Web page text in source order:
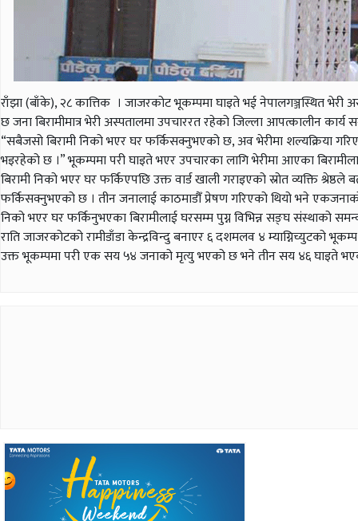
राँझा (बाँके), २८ कात्तिक । जाजरकोट भूकम्पमा घाइते भई नेपालगञ्जस्थित
छ जना बिरामीमात्र भेरी अस्पतालमा उपचाररत रहेको जिल्ला आपत्कालीन कार्य
“सबैजसो बिरामी निको भएर घर फर्किसक्नुभएको छ, अव भेरीमा शल्यक्रिया
भइरहेको छ ।” भूकम्पमा परी घाइते भएर उपचारका लागि भेरीमा आएका
बिरामी निको भएर घर फर्किएपछि उक्त वार्ड खाली गराइएको स्रोत व्यक्ति
फर्किसक्नुभएको छ । तीन जनालाई काठमाडौँ प्रेषण गरिएको थियो भने
निको भएर घर फर्किनुभएका बिरामीलाई घरसम्म पुग्न विभिन्न सङ्घ संस्थाको
राति जाजरकोटको रामीडाँडा केन्द्रविन्दु बनाएर ६ दशमलव ४ म्याग्निच्युटको
उक्त भूकम्पमा परी एक सय ५४ जनाको मृत्यु भएको छ भने तीन सय ४६ घाइते